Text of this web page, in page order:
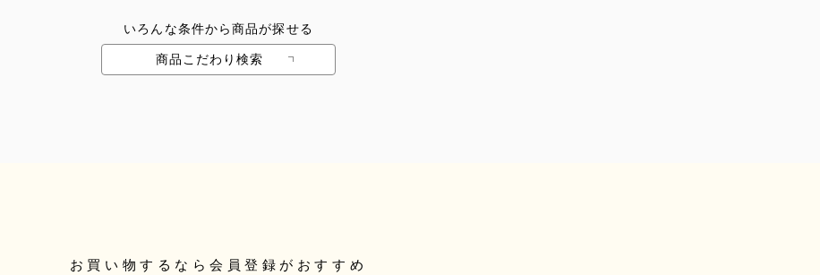
いろんな条件から商品が探せる
商品こだわり検索
お買い物するなら会員登録がおすすめ